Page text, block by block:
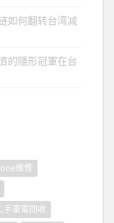
如何翻转台湾减
的隱形冠軍在台
維修
手筆電回收